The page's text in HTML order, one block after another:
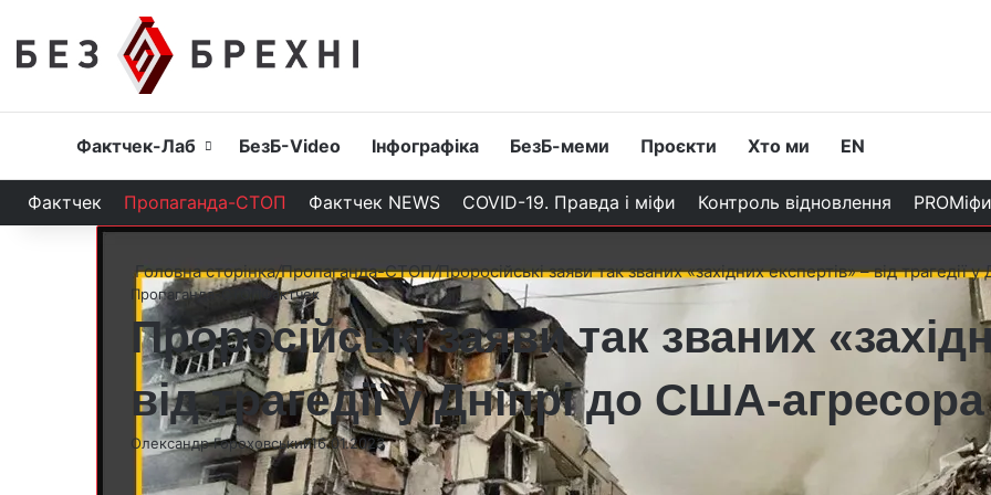
Головна
Фактчек-Лаб БезБ-Video Інфографіка БезБ-меми Проєкти Хто ми EN
Фактчек Пропаганда-СТОП Фактчек NEWS COVID-19. Правда і міфи Контроль відновлення PROМіфи
Головна сторінка/Пропаганда-СТОП/Проросійські заяви так званих «західних експертів» – від трагедії
Пропаганда-СТОП Фактчек
Проросійські заяви так званих
від трагедії у Дніпрі до США-агресора
Олександр Гороховський16.01.2023